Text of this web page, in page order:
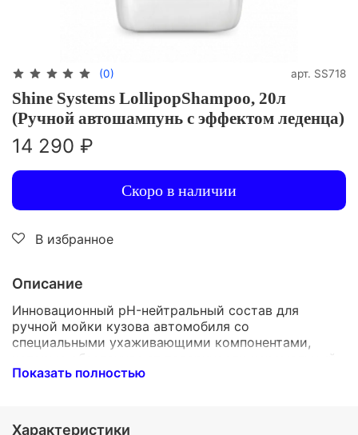
(0) арт. SS718
Shine Systems LollipopShampoo, 20л
(Ручной автошампунь с эффектом леденца)
14 290 ₽
Скоро в наличии
В избранное
Описание
Инновационный pH-нейтральный состав для
ручной мойки кузова автомобиля со
специальными ухаживающими компонентами,
которые обеспечивают поверхности карамельный
блеск, насыщенный цвет, ярко выраженный
пенокомплект на кузове формируется «сухая»
Показать полностью
Характеристики